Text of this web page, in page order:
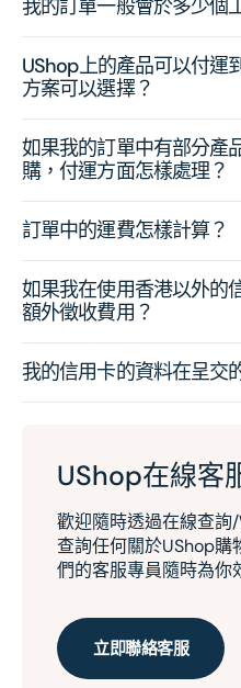
我的訂單一般會於多少個
UShop上的產品可以付運
方案可以選擇？
如果我的訂單中有部分產
購，付運方面怎樣處理？
訂單中的運費怎樣計算？
如果我在使用香港以外的
額外徵收費用？
我的信用卡的資料在呈交
UShop在線客
歡迎隨時透過在線查
查詢任何關於UShop
們的客服專員隨時為你
立即聯絡客服